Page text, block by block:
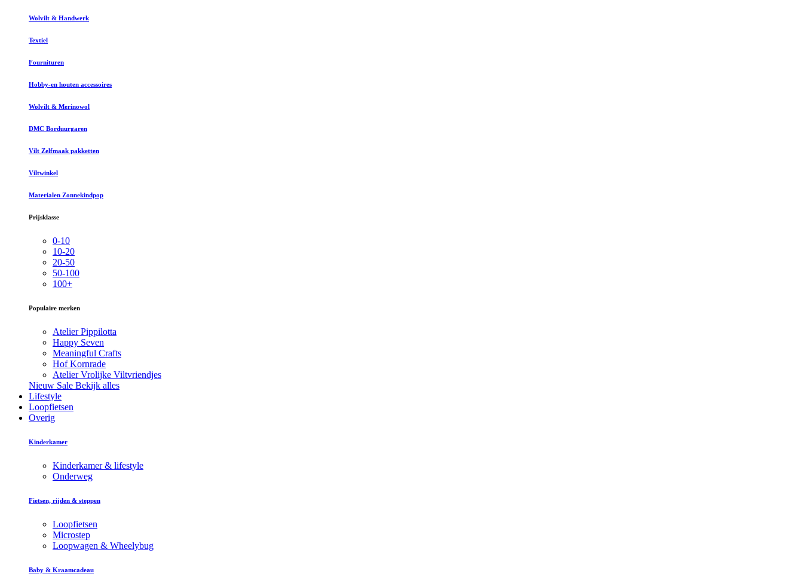
Wolvilt & Handwerk
Textiel
Fournituren
Hobby-en houten accessoires
Wolvilt & Merinowol
DMC Borduurgaren
Vilt Zelfmaak pakketten
Viltwinkel
Materialen Zonnekindpop
Prijsklasse
0-10
10-20
20-50
50-100
100+
Populaire merken
Atelier Pippilotta
Happy Seven
Meaningful Crafts
Hof Kornrade
Atelier Vrolijke Viltvriendjes
Nieuw Sale Bekijk alles
Lifestyle
Loopfietsen
Overig
Kinderkamer
Kinderkamer & lifestyle
Onderweg
Fietsen, rijden & steppen
Loopfietsen
Microstep
Loopwagen & Wheelybug
Baby & Kraamcadeau